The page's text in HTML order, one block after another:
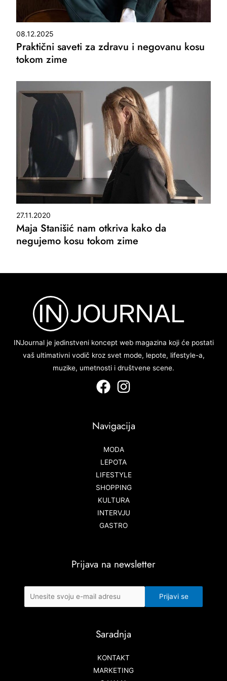
08.12.2025
Praktični saveti za zdravu i negovanu kosu
tokom zime
27.11.2020
Maja Stanišić nam otkriva kako da
negujemo kosu tokom zime
INJournal je jedinstveni koncept web magazina koji će postati
vaš ultimativni vodič kroz svet mode, lepote, lifestyle-a,
muzike, umetnosti i društvene scene.
Navigacija
MODA
LEPOTA
LIFESTYLE
SHOPPING
KULTURA
INTERVJU
GASTRO
Prijava na newsletter
Saradnja
KONTAKT
MARKETING